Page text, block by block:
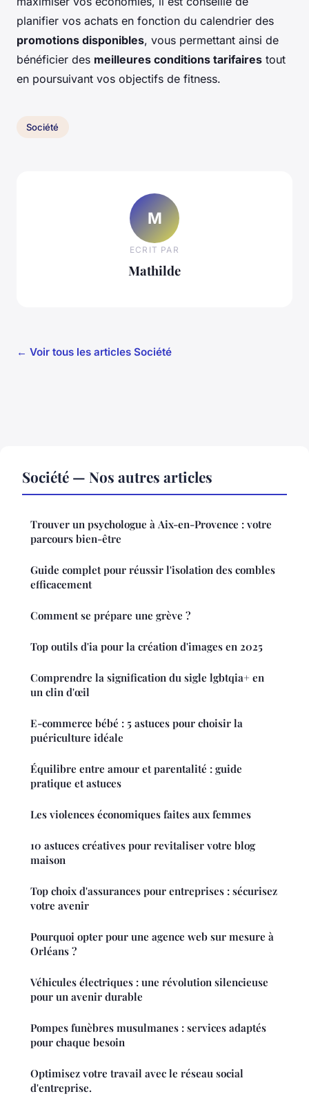
planifier vos achats en fonction du calendrier des
promotions disponibles, vous permettant ainsi de
bénéficier des meilleures conditions tarifaires tout
en poursuivant vos objectifs de fitness.
Société
M
ECRIT PAR
Mathilde
← Voir tous les articles Société
Société — Nos autres articles
Trouver un psychologue à Aix-en-Provence : votre
parcours bien-être
Guide complet pour réussir l'isolation des combles
efficacement
Comment se prépare une grève ?
Top outils d'ia pour la création d'images en 2025
Comprendre la signification du sigle lgbtqia+ en
un clin d'œil
E-commerce bébé : 5 astuces pour choisir la
puériculture idéale
Équilibre entre amour et parentalité : guide
pratique et astuces
Les violences économiques faites aux femmes
10 astuces créatives pour revitaliser votre blog
maison
Top choix d'assurances pour entreprises : sécurisez
votre avenir
Pourquoi opter pour une agence web sur mesure à
Orléans ?
Véhicules électriques : une révolution silencieuse
pour un avenir durable
Pompes funèbres musulmanes : services adaptés
pour chaque besoin
Optimisez votre travail avec le réseau social
d'entreprise.